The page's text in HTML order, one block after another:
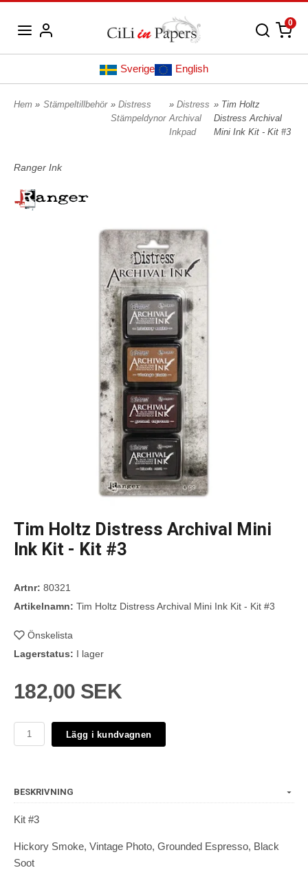
0
Sverige English
Hem » Stämpeltillbehör » Distress
Stämpeldynor
» Distress
Archival
Inkpad
» Tim Holtz
Distress Archival
Mini Ink Kit - Kit #3
Ranger Ink
Tim Holtz Distress Archival Mini
Ink Kit - Kit #3
Artnr: 80321
Artikelnamn: Tim Holtz Distress Archival Mini Ink Kit - Kit #3
Önskelista
Lagerstatus: I lager
182,00 SEK
Lägg i kundvagnen
BESKRIVNING
Kit #3
Hickory Smoke, Vintage Photo, Grounded Espresso, Black
Soot